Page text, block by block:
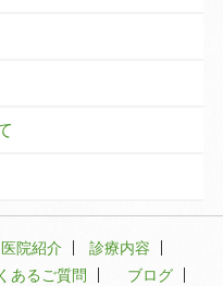
医院紹介
診療内容
あるご質問
ブログ